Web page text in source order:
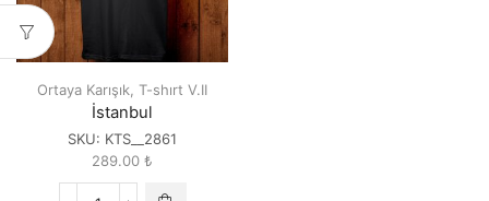
Ortaya Karışık, T-shırt V.II
İstanbul
SKU: KTS__2861
289.00 ₺